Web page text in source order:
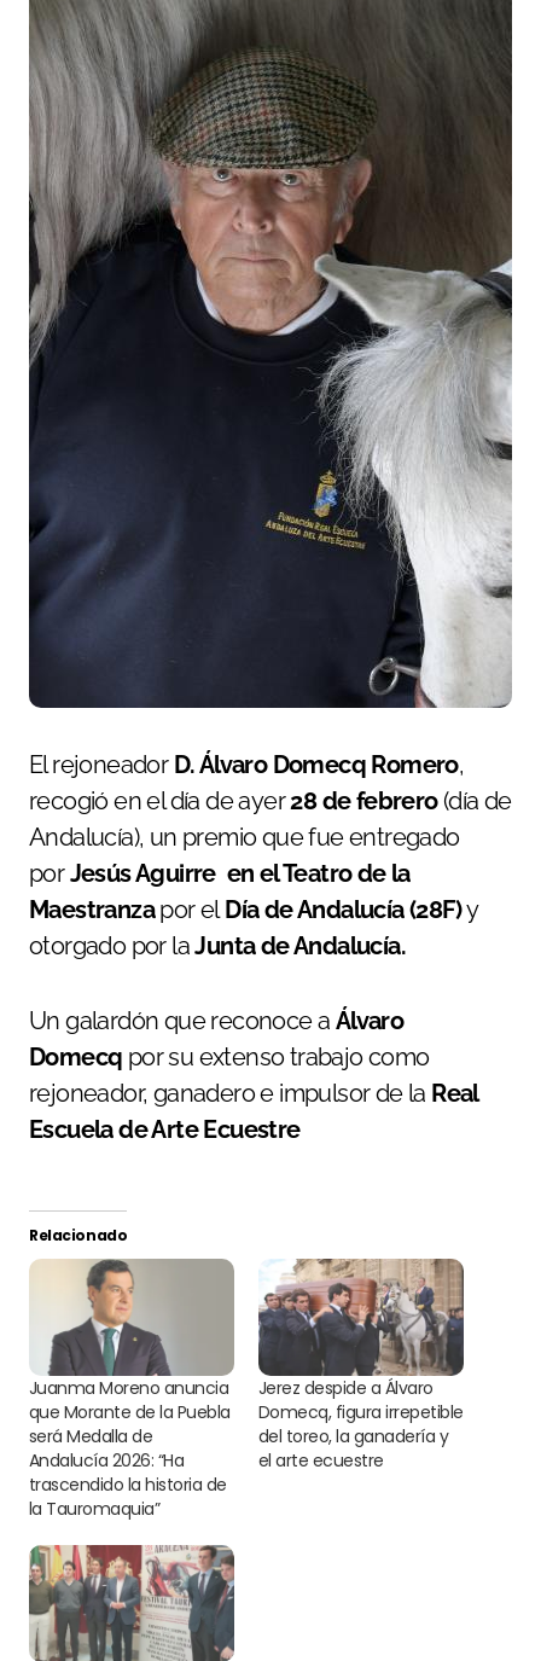
El rejoneador D. Álvaro Domecq Romero,
recogió en el día de ayer28 de febrero (día de
Andalucía), un premio que fue entregado
porJesús Aguirre en el Teatro de la
Maestranzapor elDía de Andalucía (28F)y
otorgado por laJunta de Andalucía.
Un galardón que reconoce a Álvaro
Domecq por su extenso trabajo como
rejoneador, ganadero e impulsor de la Real
Escuela de Arte Ecuestre
Relacionado
Juanma Moreno anuncia
que Morante de la Puebla
será Medalla de
Andalucía 2026: “Ha
trascendido la historia de
la Tauromaquia”
Jerez despide a Álvaro
Domecq, figura irrepetible
del toreo, la ganadería y
el arte ecuestre